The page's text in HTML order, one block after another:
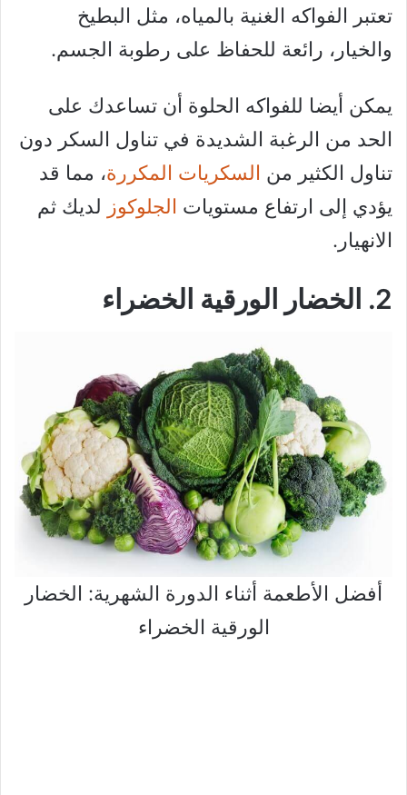
تعتبر الفواكه الغنية بالمياه، مثل البطيخ
والخيار، رائعة للحفاظ على رطوبة الجسم.
يمكن أيضا للفواكه الحلوة أن تساعدك على
الحد من الرغبة الشديدة في تناول السكر دون
تناول الكثير من السكريات المكررة، مما قد
يؤدي إلى ارتفاع مستويات الجلوكوز لديك ثم
الانهيار.
2. الخضار الورقية الخضراء
أفضل الأطعمة أثناء الدورة الشهرية: الخضار
الورقية الخضراء